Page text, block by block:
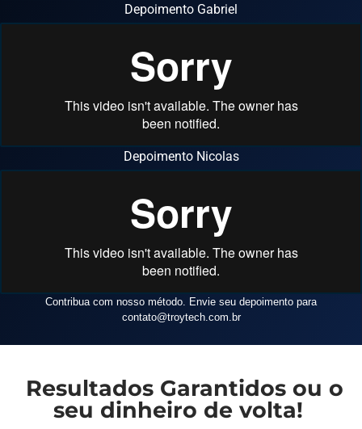
Depoimento Gabriel
Depoimento Nicolas
Contribua com nosso método. Envie seu depoimento para
contato@troytech.com.br
Resultados Garantidos ou o
seu dinheiro de volta!